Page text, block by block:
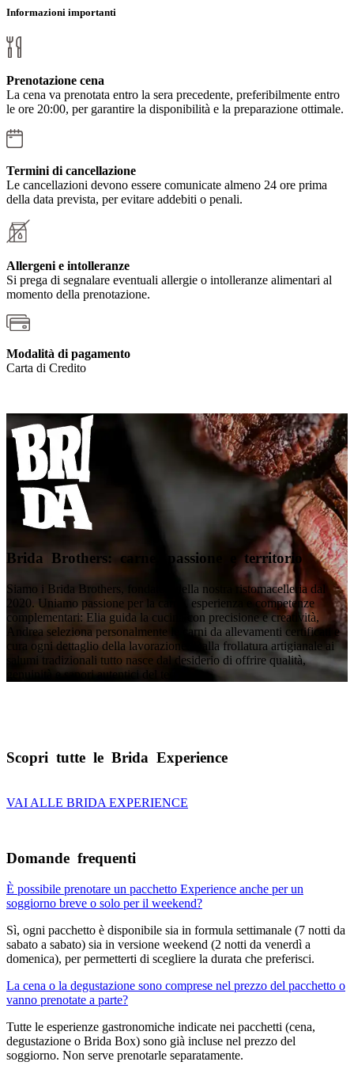
Informazioni importanti
Prenotazione cena
La cena va prenotata entro la sera precedente, preferibilmente entro
le ore 20:00, per garantire la disponibilità e la preparazione ottimale.
Termini di cancellazione
Le cancellazioni devono essere comunicate almeno 24 ore prima
della data prevista, per evitare addebiti o penali.
Allergeni e intolleranze
Si prega di segnalare eventuali allergie o intolleranze alimentari al
momento della prenotazione.
Modalità di pagamento
Carta di Credito
Brida Brothers: carne, passione e territorio
Siamo i Brida Brothers, fondatori della nostra ristomacelleria dal
2020. Uniamo passione per la carne, esperienza e competenze
complementari: Elia guida la cucina con precisione e creatività,
Andrea seleziona personalmente le carni da allevamenti certificati e
cura ogni dettaglio della lavorazione. Dalla frollatura artigianale ai
salumi tradizionali tutto nasce dal desiderio di offrire qualità,
genuinità e sapori autentici del territorio.
Scopri tutte le Brida Experience
VAI ALLE BRIDA EXPERIENCE
Domande frequenti
È possibile prenotare un pacchetto Experience anche per un
soggiorno breve o solo per il weekend?
Sì, ogni pacchetto è disponibile sia in formula settimanale (7 notti da
sabato a sabato) sia in versione weekend (2 notti da venerdì a
domenica), per permetterti di scegliere la durata che preferisci.
La cena o la degustazione sono comprese nel prezzo del pacchetto o
vanno prenotate a parte?
Tutte le esperienze gastronomiche indicate nei pacchetti (cena,
degustazione o Brida Box) sono già incluse nel prezzo del
soggiorno. Non serve prenotarle separatamente.